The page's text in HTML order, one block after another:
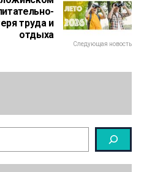
труда и
отдыха
Следующая новость